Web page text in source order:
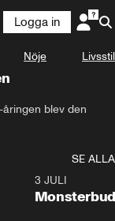
Logga in
Nöje Livsstil
blev den
SE ALLA
3 JULI